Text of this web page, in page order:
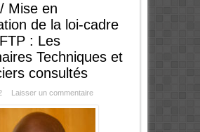
Mise en
de la loi-cadre
: Les
Techniques et
consultés
Laisser un commentaire